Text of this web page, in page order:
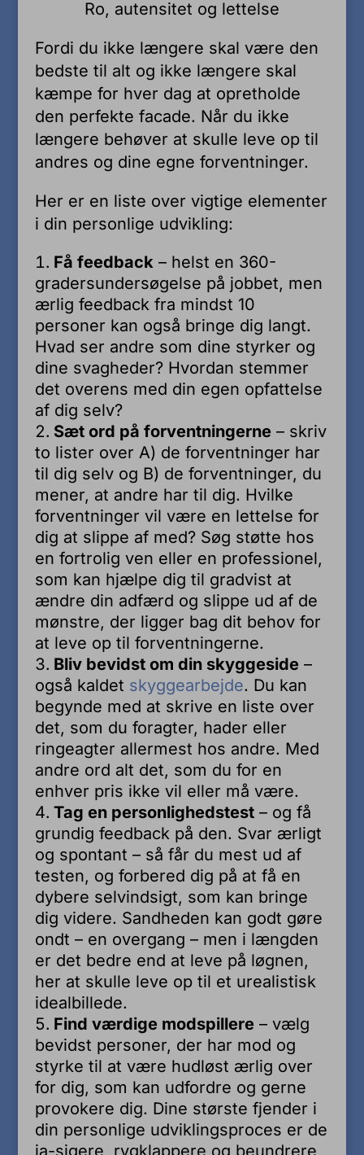
Ro, autensitet og lettelse
Fordi du ikke længere skal være den
bedste til alt og ikke længere skal
kæmpe for hver dag at opretholde
den perfekte facade. Når du ikke
længere behøver at skulle leve op til
andres og dine egne forventninger.
Her er en liste over vigtige elementer
i din personlige udvikling:
Få feedback– helst en 360-
gradersundersøgelse på jobbet, men
ærlig feedback fra mindst 10
personer kan også bringe dig langt.
Hvad ser andre som dine styrker og
dine svagheder? Hvordan stemmer
det overens med din egen opfattelse
af dig selv?
Sæt ord på forventningerne– skriv
to lister over A) de forventninger har
til dig selv og B) de forventninger, du
mener, at andre har til dig. Hvilke
forventninger vil være en lettelse for
dig at slippe af med? Søg støtte hos
en fortrolig ven eller en professionel,
som kan hjælpe dig til gradvist at
ændre din adfærd og slippe ud af de
mønstre, der ligger bag dit behov for
at leve op til forventningerne.
Bliv bevidst om din skyggeside–
også kaldet skyggearbejde. Du kan
begynde med at skrive en liste over
det, som du foragter, hader eller
ringeagter allermest hos andre. Med
andre ord alt det, som du for en
enhver pris ikke vil eller må være.
Tag en personlighedstest– og få
grundig feedback på den. Svar ærligt
og spontant – så får du mest ud af
testen, og forbered dig på at få en
dybere selvindsigt, som kan bringe
dig videre. Sandheden kan godt gøre
ondt – en overgang – men i længden
er det bedre end at leve på løgnen,
her at skulle leve op til et urealistisk
idealbillede.
Find værdige modspillere– vælg
bevidst personer, der har mod og
styrke til at være hudløst ærlig over
for dig, som kan udfordre og gerne
provokere dig. Dine største fjender i
din personlige udviklingsproces er de
ja-sigere, rygklappere og beundrere,